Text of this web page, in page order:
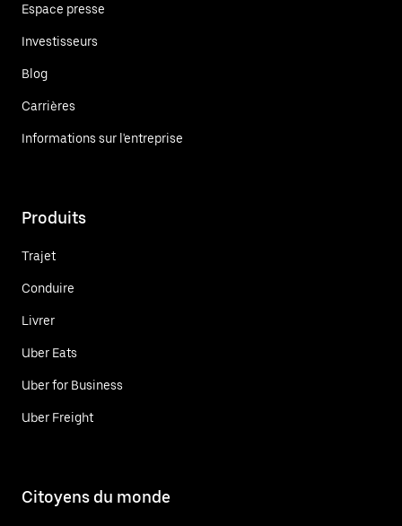
Espace presse
Investisseurs
Blog
Carrières
Informations sur l'entreprise
Produits
Trajet
Conduire
Livrer
Uber Eats
Uber for Business
Uber Freight
Citoyens du monde